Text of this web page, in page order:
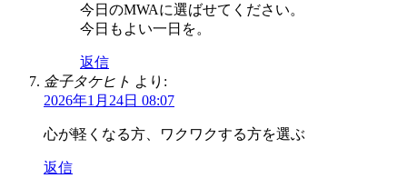
今日のMWAに選ばせてください。
今日もよい一日を。
返信
金子タケヒト より:
2026年1月24日 08:07
心が軽くなる方、ワクワクする方を選ぶ
返信